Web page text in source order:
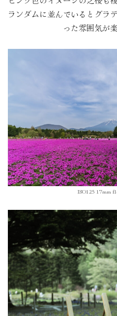
ランダムに並んでいるとグラ
った雰囲気が
ISO125 17mm